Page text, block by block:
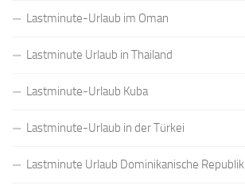
Lastminute-Urlaub im Oman
Lastminute Urlaub in Thailand
Lastminute-Urlaub Kuba
Lastminute-Urlaub in der Türkei
Lastminute Urlaub Dominikanische Republik